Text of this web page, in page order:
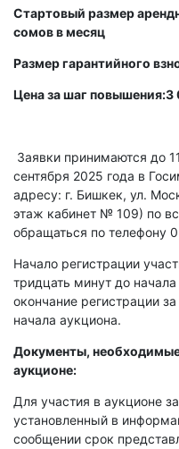
Стартовый размер
сомов в месяц
Размер гарантийного
Цена за шаг
Заявки принимаются до
сентября 2025 года в
адресу: г. Бишкек, ул.
этаж кабинет № 109) по
обращаться по телефону
Начало регистрации
тридцать минут до
окончание регистрации
начала аукциона.
Документы, необходимые
аукционе:
Для участия в аукционе
установленный в
сообщении срок